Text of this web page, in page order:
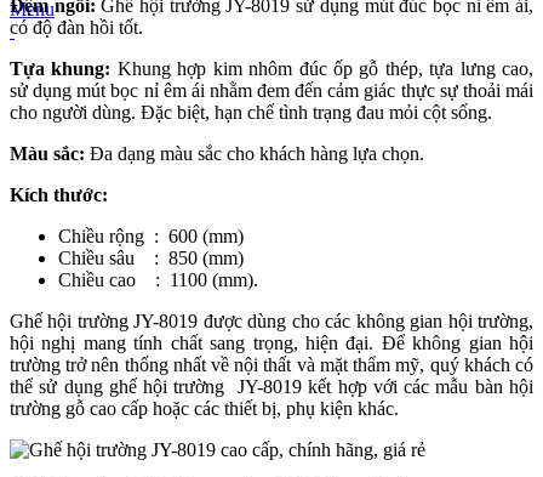
Menu
Đệm ngồi:Ghế hội trường JY-8019 sử dụng mút đúc bọc nỉ êm ái,
có độ đàn hồi tốt.
Tựa khung: Khung hợp kim nhôm đúc ốp gỗ thép, tựa lưng cao,
sử dụng mút bọc nỉ êm ái nhằm đem đến cảm giác thực sự thoải mái
cho người dùng. Đặc biệt, hạn chế tình trạng đau mỏi cột sống.
Màu sắc: Đa dạng màu sắc cho khách hàng lựa chọn.
Kích thước:
Chiều rộng : 600 (mm)
Chiều sâu : 850 (mm)
Chiều cao : 1100 (mm).
Ghế hội trường JY-8019 được dùng cho các không gian hội trường,
hội nghị mang tính chất sang trọng, hiện đại. Để không gian hội
trường trở nên thống nhất về nội thất và mặt thẩm mỹ, quý khách có
thể sử dụng ghế hội trường JY-8019 kết hợp với các mẫu bàn hội
trường gỗ cao cấp hoặc các thiết bị, phụ kiện khác.